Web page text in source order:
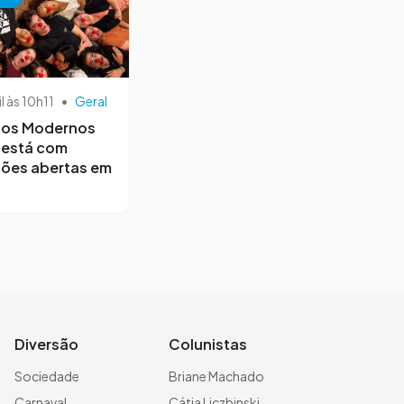
às 10h11 • Geral
Modernos
com
abertas em
Diversão
Sociedade
Colunistas
Briane Machado